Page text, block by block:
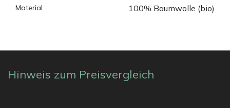
Material 100% Baumwolle (bio)
Hinweis zum Preisvergleich